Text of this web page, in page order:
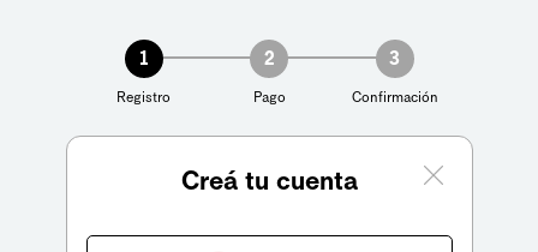
1
Registro
2
Pago
3
Confirmación
Creá tu cuenta